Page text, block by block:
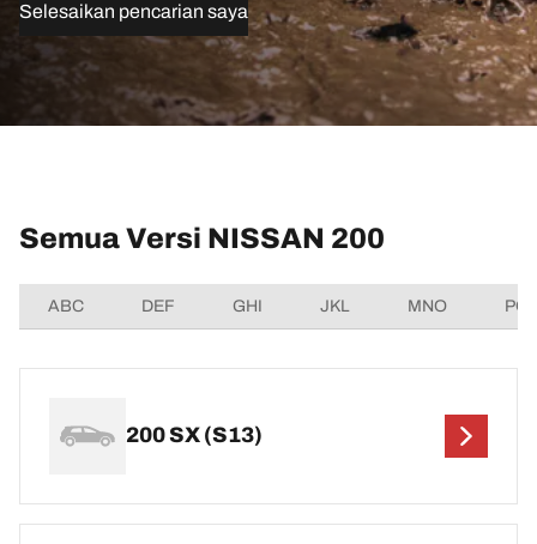
Selesaikan pencarian saya
Semua Versi NISSAN 200
ABC DEF GHI JKL MNO
200 SX (S13)